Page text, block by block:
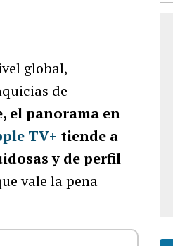
global,
de
el panorama en
TV+ tiende a
y de perfil
vale la pena